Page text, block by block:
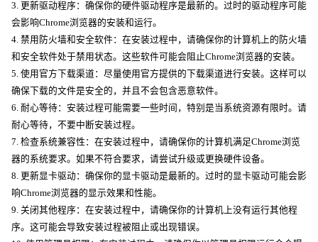
3. 更新驱动程序：确保你的硬件驱动程序是最新的。过时的驱动程序可能
会影响Chrome浏览器的安装和运行。
4. 禁用防火墙和安全软件：在安装过程中，请确保你的计算机上的防火墙
和安全软件处于禁用状态。这些软件可能会阻止Chrome浏览器的安装。
5. 使用官方下载渠道：尽量使用官方提供的下载渠道进行安装。这样可以
确保下载的文件是安全的，并且不会包含恶意软件。
6. 耐心等待：安装过程可能需要一些时间，特别是当系统资源有限时。请
耐心等待，不要中断安装过程。
7. 检查系统兼容性：在安装过程中，请确保你的计算机满足Chrome浏览
器的系统要求。如果不符合要求，请尝试升级或更换硬件设备。
8. 更新显卡驱动：确保你的显卡驱动是最新的。过时的显卡驱动可能会影
响Chrome浏览器的显示效果和性能。
9. 关闭其他程序：在安装过程中，请确保你的计算机上没有运行其他程
序。这可能会导致安装过程被阻止或出现错误。